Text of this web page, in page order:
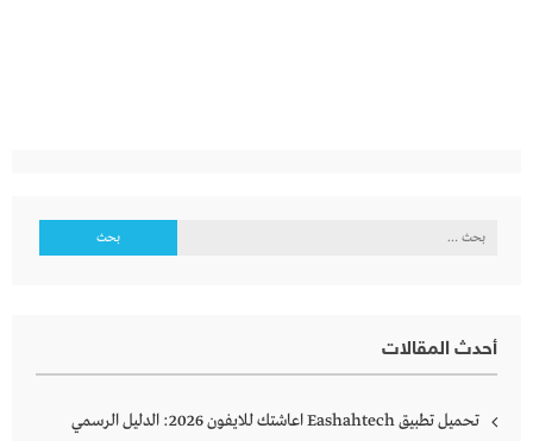
البحث
أحدث المقالات
تحميل تطبيق Eashahtech اعاشتك للايفون 2026: الدليل الرسمي